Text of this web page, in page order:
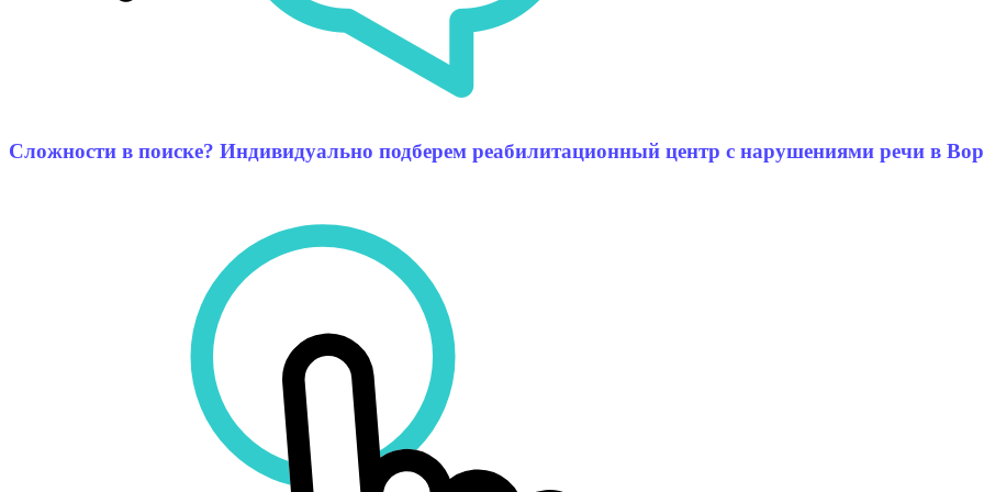
Сложности в поиске? Индивидуально подберем реабилитационный центр с нарушениями речи в